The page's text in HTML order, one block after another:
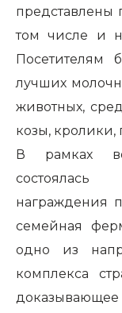
представлены
том числе и
Посетителям
лучших
животных,
козы, кролики,
В рамках
состоялась
награждения
семейная
одно из
комплекса